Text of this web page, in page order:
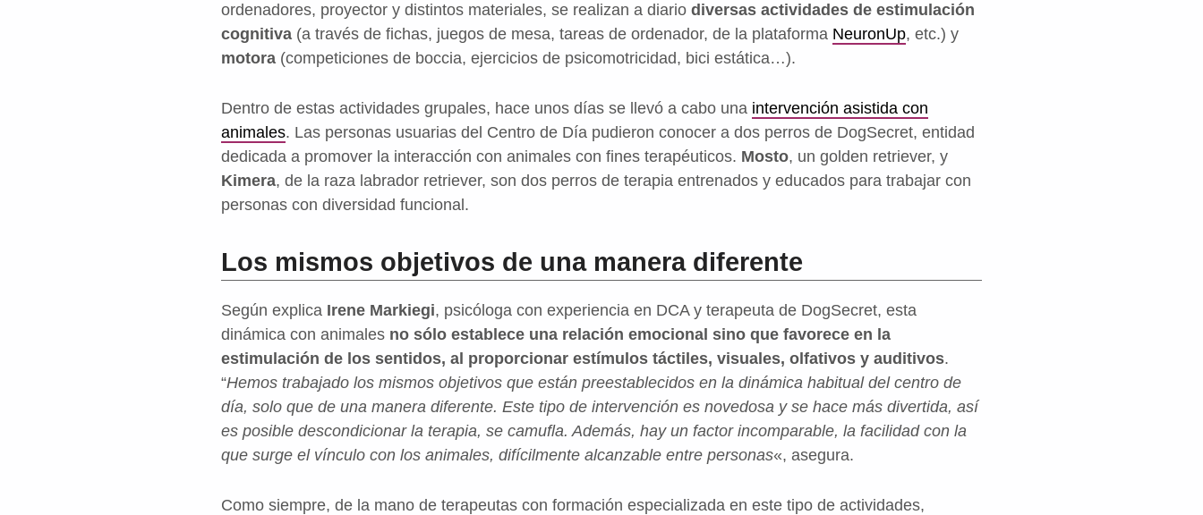
ordenadores, proyector y distintos materiales, se realizan a diario diversas actividades de estimulación
cognitiva (a través de fichas, juegos de mesa, tareas de ordenador, de la plataforma NeuronUp, etc.) y
motora (competiciones de boccia, ejercicios de psicomotricidad, bici estática…).
Dentro de estas actividades grupales, hace unos días se llevó a cabo una intervención asistida con
animales. Las personas usuarias del Centro de Día pudieron conocer a dos perros de DogSecret, entidad
dedicada a promover la interacción con animales con fines terapéuticos. Mosto, un golden retriever, y
Kimera, de la raza labrador retriever, son dos perros de terapia entrenados y educados para trabajar con
personas con diversidad funcional.
Los mismos objetivos de una manera diferente
Según explica Irene Markiegi, psicóloga con experiencia en DCA y terapeuta de DogSecret, esta
dinámica con animales no sólo establece una relación emocional sino que favorece en la
estimulación de los sentidos, al proporcionar estímulos táctiles, visuales, olfativos y auditivos.
“Hemos trabajado los mismos objetivos que están preestablecidos en la dinámica habitual del centro de
día, solo que de una manera diferente. Este tipo de intervención es novedosa y se hace más divertida, así
es posible descondicionar la terapia, se camufla. Además, hay un factor incomparable, la facilidad con la
que surge el vínculo con los animales, difícilmente alcanzable entre personas«, asegura.
Como siempre, de la mano de terapeutas con formación especializada en este tipo de actividades,